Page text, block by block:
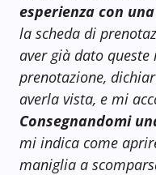
esperienza con
la scheda di
aver già dato
prenotazione,
averla vista, e mi
Consegnandomi
mi indica come
maniglia a